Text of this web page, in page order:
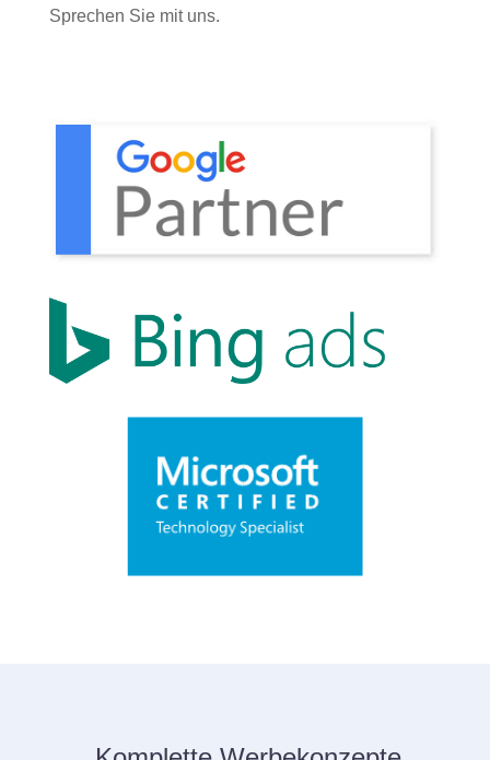
Sprechen Sie mit uns.